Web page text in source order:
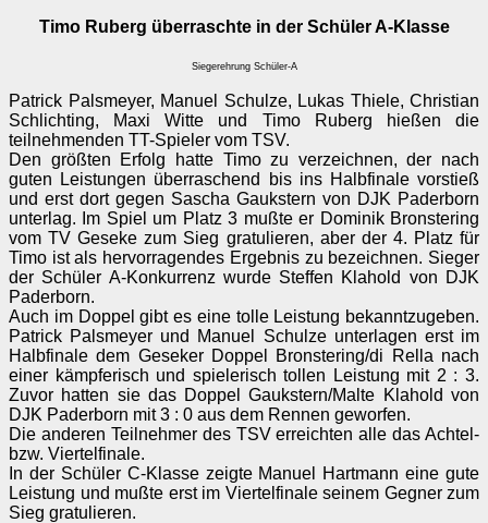
Timo Ruberg überraschte in der Schüler A-Klasse
Siegerehrung Schüler-A
Patrick Palsmeyer, Manuel Schulze, Lukas Thiele, Christian
Schlichting, Maxi Witte und Timo Ruberg hießen die
teilnehmenden TT-Spieler vom TSV.
Den größten Erfolg hatte Timo zu verzeichnen, der nach
guten Leistungen überraschend bis ins Halbfinale vorstieß
und erst dort gegen Sascha Gaukstern von DJK Paderborn
unterlag. Im Spiel um Platz 3 mußte er Dominik Bronstering
vom TV Geseke zum Sieg gratulieren, aber der 4. Platz für
Timo ist als hervorragendes Ergebnis zu bezeichnen. Sieger
der Schüler A-Konkurrenz wurde Steffen Klahold von DJK
Paderborn.
Auch im Doppel gibt es eine tolle Leistung bekanntzugeben.
Patrick Palsmeyer und Manuel Schulze unterlagen erst im
Halbfinale dem Geseker Doppel Bronstering/di Rella nach
einer kämpferisch und spielerisch tollen Leistung mit 2 : 3.
Zuvor hatten sie das Doppel Gaukstern/Malte Klahold von
DJK Paderborn mit 3 : 0 aus dem Rennen geworfen.
Die anderen Teilnehmer des TSV erreichten alle das Achtel-
bzw. Viertelfinale.
In der Schüler C-Klasse zeigte Manuel Hartmann eine gute
Leistung und mußte erst im Viertelfinale seinem Gegner zum
Sieg gratulieren.